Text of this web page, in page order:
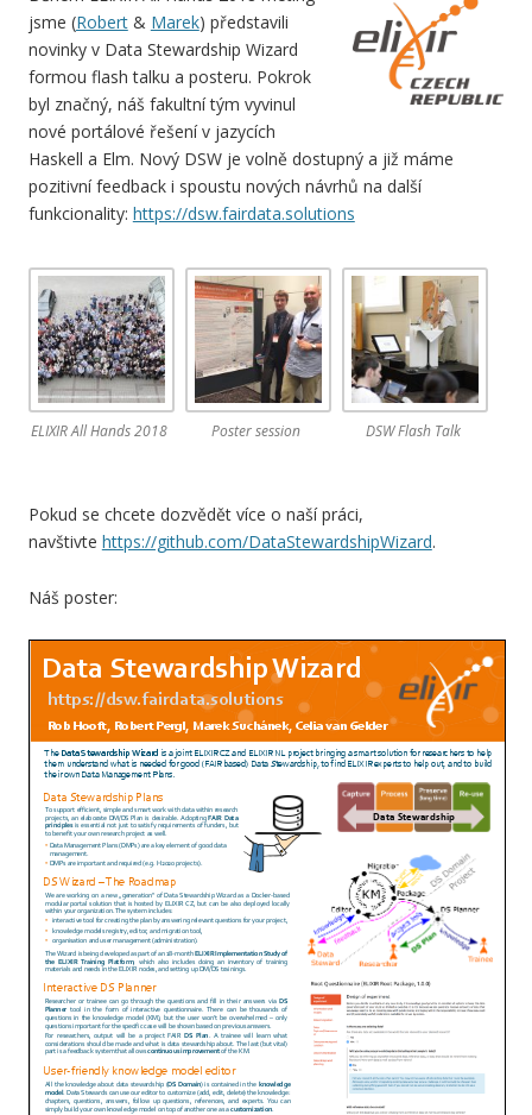
jsme (Robert& Marek) představili
novinky v Data Stewardship Wizard
formou flash talku a posteru. Pokrok
byl značný, náš fakultní tým vyvinul
nové portálové řešení v jazycích
Haskell a Elm. Nový DSW je volně dostupný a již máme
pozitivní feedback i spoustu nových návrhů na další
funkcionality: https://dsw.fairdata.solutions
ELIXIR All Hands 2018 Poster session DSW Flash Talk
Pokud se chcete dozvědět více o naší práci,
navštivte https://github.com/DataStewardshipWizard.
Náš poster: